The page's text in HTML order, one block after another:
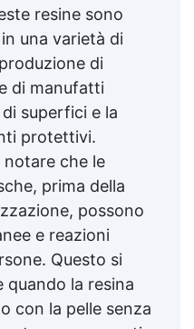
resine sono
una varietà di
di
di manufatti
superfici e la
protettivi.
che le
prima della
possono
e reazioni
Questo si
la resina
con la pelle senza